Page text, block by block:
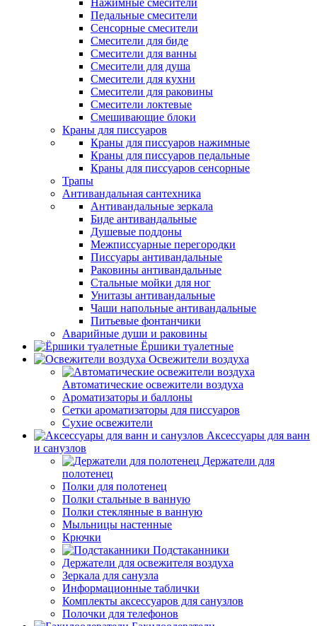
Нажимные смесители
Педальные смесители
Сенсорные смесители
Смесители для биде
Смесители для ванны
Смесители для душа
Смесители для кухни
Смесители для раковины
Смесители локтевые
Смешивающие блоки
Краны для писсуаров
Краны для писсуаров нажимные
Краны для писсуаров педальные
Краны для писсуаров сенсорные
Трапы
Антивандальная сантехника
Антивандальные зеркала
Биде антивандальные
Душевые поддоны
Межписсуарные перегородки
Писсуары антивандальные
Раковины антивандальные
Стальные мойки для ног
Унитазы антивандальные
Чаши напольные антивандальные
Питьевые фонтанчики
Аварийные души и раковины
Ёршики туалетные
Освежители воздуха
Автоматические освежители воздуха
Ароматизаторы и баллоны
Сетки ароматизаторы для писсуаров
Сухие освежители
Аксессуары для ванн
и санузлов
Держатели для
полотенец
Полки для полотенец
Полки стальные в ванную
Полки стеклянные в ванную
Мыльницы настенные
Крючки
Подстаканники
Держатели для освежителя воздуха
Зеркала для санузла
Информационные таблички
Комплекты аксессуаров для санузлов
Полочки для телефонов